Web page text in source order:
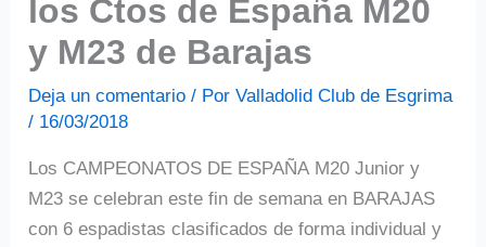
los Ctos de España M20
y M23 de Barajas
Deja un comentario / PorValladolid Club de Esgrima
/ 16/03/2018
Los CAMPEONATOS DE ESPAÑA M20 Junior y
M23 se celebran este fin de semana en BARAJAS
con 6 espadistas clasificados de forma individual y